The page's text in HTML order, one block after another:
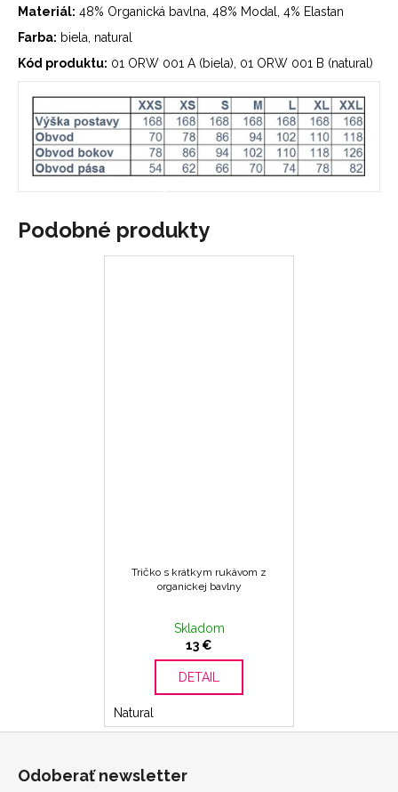
Materiál: 48% Organická bavlna, 48% Modal, 4% Elastan
Farba: biela, natural
Kód produktu: 01 ORW 001 A (biela), 01 ORW 001 B (natural)
Podobné produkty
Tričko s krátkym rukávom z
organickej bavlny
Skladom
13 €
DETAIL
Natural
Odoberať newsletter